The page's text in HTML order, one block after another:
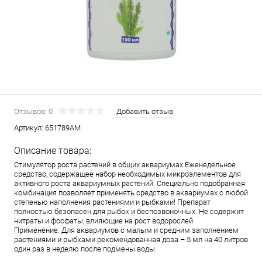
Отзывов: 0
Добавить отзыв
Артикул: 651789АМ
Описание товара:
Стимулятор роста растений в общих аквариумах.Еженедельное
средство, содержащее набор необходимых микроэлементов для
активного роста аквариумных растений. Специально подобранная
комбинация позволяет применять средство в аквариумах с любой
степенью наполнения растениями и рыбками! Препарат
полностью безопасен для рыбок и беспозвоночных. Не содержит
нитраты и фосфаты, влияющие на рост водорослей.
Применение. Для аквариумов с малым и средним заполнением
растениями и рыбками рекомендованная доза – 5 мл на 40 литров
один раз в неделю после подмены воды.